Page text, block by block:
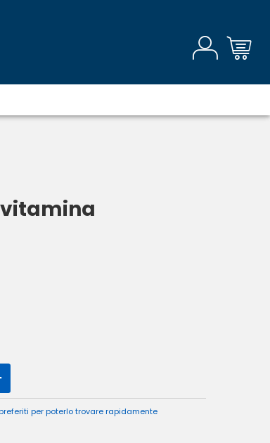
per poterlo trovare rapidamente